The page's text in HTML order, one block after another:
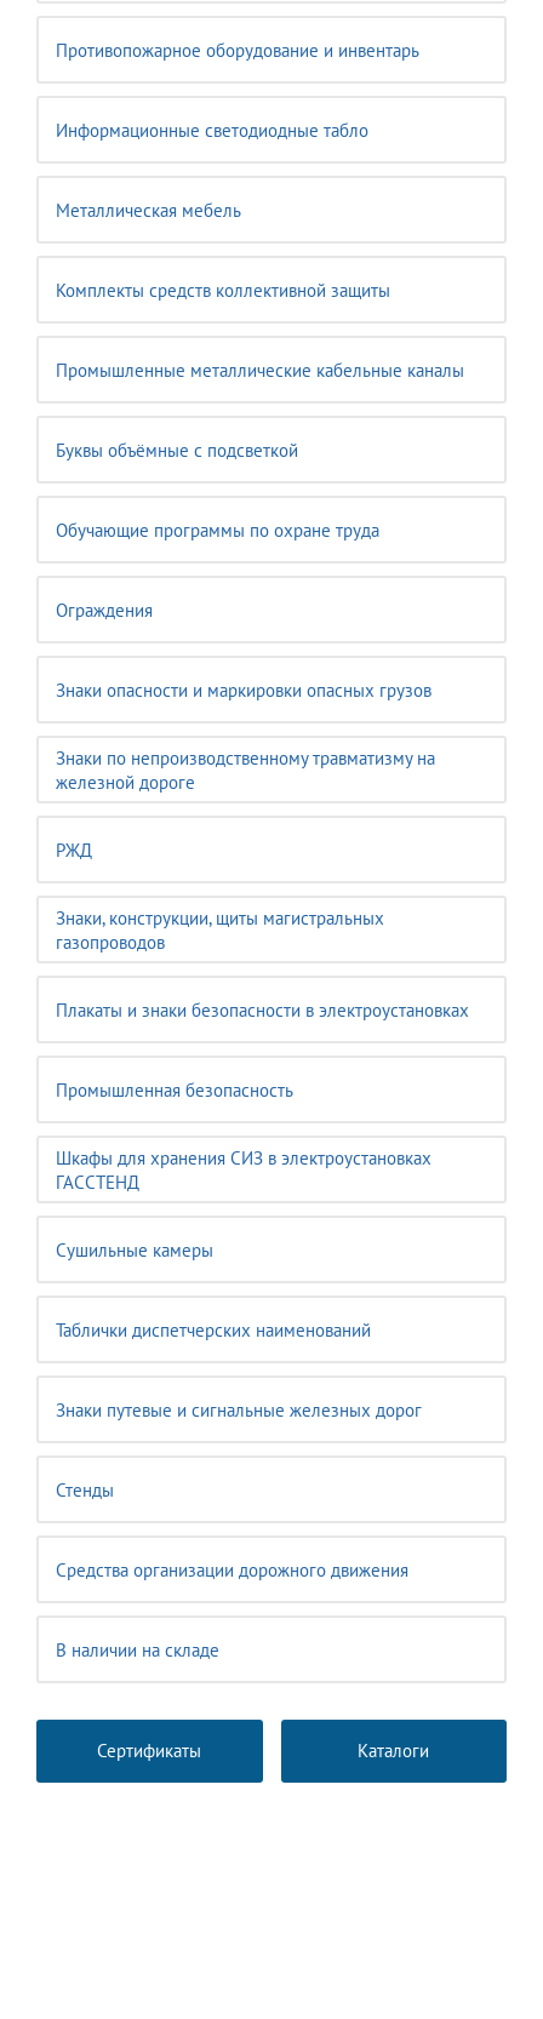
Противопожарное оборудование и инвентарь
Информационные светодиодные табло
Металлическая мебель
Комплекты средств коллективной защиты
Промышленные металлические кабельные каналы
Буквы объёмные с подсветкой
Обучающие программы по охране труда
Ограждения
Знаки опасности и маркировки опасных грузов
Знаки по непроизводственному травматизму на
железной дороге
РЖД
Знаки, конструкции, щиты магистральных
газопроводов
Плакаты и знаки безопасности в электроустановках
Промышленная безопасность
Шкафы для хранения СИЗ в электроустановках
ГАССТЕНД
Сушильные камеры
Таблички диспетчерских наименований
Знаки путевые и сигнальные железных дорог
Стенды
Средства организации дорожного движения
В наличии на складе
Сертификаты Каталоги